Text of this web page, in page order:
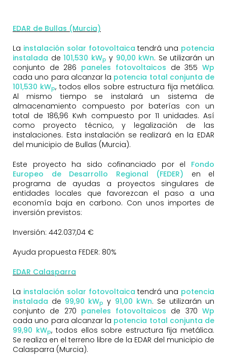
EDAR de Bullas (Murcia)
La instalación solar fotovoltaica tendrá una potencia
instalada de101,530 kWp y 90,00 kWn. Se utilizarán un
conjunto de 286 paneles fotovoltaicos de 355 Wp
cada uno para alcanzar la potencia total conjunta de
101,530 kWp, todos ellos sobre estructura fija metálica.
Al mismo tiempo se instalará un sistema de
almacenamiento compuesto por baterías con un
total de 186,96 Kwh compuesto por 11 unidades. Así
como proyecto técnico, y legalización de las
instalaciones. Esta instalación se realizará en la EDAR
del municipio de Bullas (Murcia).
Este proyecto ha sido cofinanciado por el Fondo
Europeo de Desarrollo Regional (FEDER) en el
programa de ayudas a proyectos singulares de
entidades locales que favorezcan el paso a una
economía baja en carbono. Con unos importes de
inversión previstos:
Inversión: 442.037,04 €
Ayuda propuesta FEDER: 80%
EDAR Calasparra
La instalación solar fotovoltaica tendrá una potencia
instalada de 99,90 kWp y 91,00 kWn. Se utilizarán un
conjunto de 270 paneles fotovoltaicos de 370 Wp
cada uno para alcanzar la potencia total conjunta de
99,90 kWp, todos ellos sobre estructura fija metálica.
Se realiza en el terreno libre de la EDAR del municipio de
Calasparra (Murcia).